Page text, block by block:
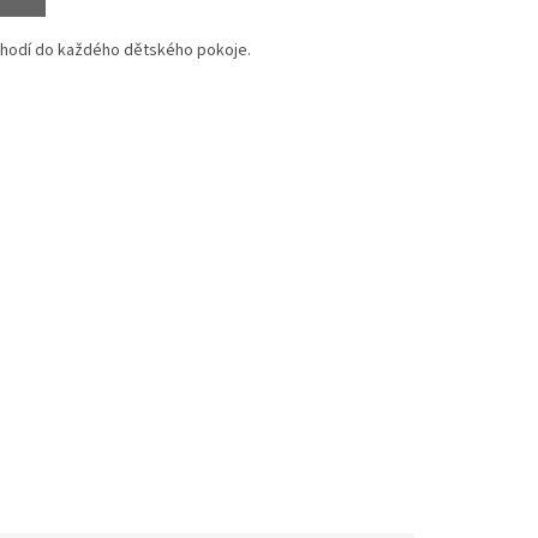
do každého dětského pokoje.